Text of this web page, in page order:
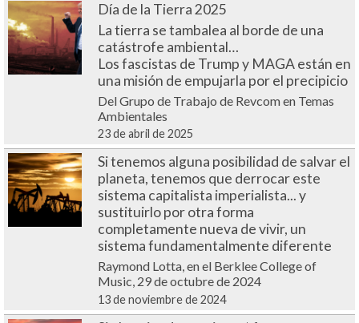
Día de la Tierra 2025
La tierra se tambalea al borde de una
catástrofe ambiental…
Los fascistas de Trump y MAGA están en
una misión de empujarla por el precipicio
Del Grupo de Trabajo de Revcom en Temas
Ambientales
23 de abril de 2025
Si tenemos alguna posibilidad de salvar el
planeta, tenemos que derrocar este
sistema capitalista imperialista... y
sustituirlo por otra forma
completamente nueva de vivir, un
sistema fundamentalmente diferente
Raymond Lotta, en el Berklee College of
Music, 29 de octubre de 2024
13 de noviembre de 2024